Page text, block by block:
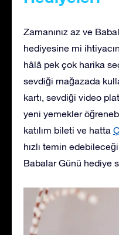
Zamanınız az ve
hediyesine mi
hâlâ pek çok harika
sevdiği mağazada
kartı, sevdiği video
yeni yemekler
katılım bileti ve hatta
hızlı temin
Babalar Günü hediye